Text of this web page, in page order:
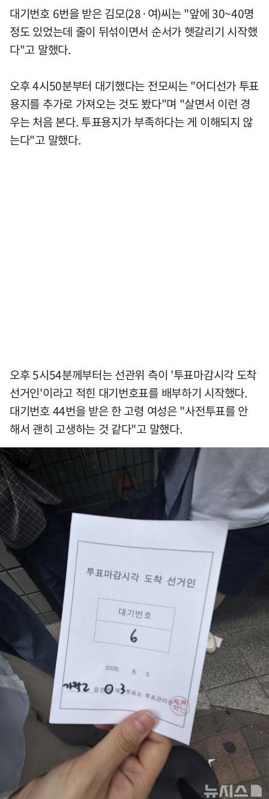
대기번호 6번을 받은 김모(28·여)씨는 "앞에 30~40명
정도 있었는데 줄이 뒤섞이면서 순서가 헷갈리기 시작했
다"고 말했다.
오후 4시50분부터 대기했다는 전모씨는 "어디선가 투표
용지를 추가로 가져오는 것도 봤다"며 "살면서 이런 경
우는 처음 본다. 투표용지가 부족하다는 게 이해되지 않
는다"고 말했다.
오후 5시54분께부터는 선관위 측이 '투표마감시각 도착
선거인'이라고 적힌 대기번호표를 배부하기 시작했다.
대기번호 44번을 받은 한 고령 여성은 "사전투표를 안
해서 괜히 고생하는 것 같다"고 말했다.